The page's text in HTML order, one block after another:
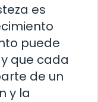
es
puede
que cada
de un
y la